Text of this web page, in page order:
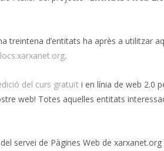
treintena d’entitats ha après a utilitzar
.
del curs gratuït i en línia de web 2.0
web! Totes aquelles entitats
servei de Pàgines Web de